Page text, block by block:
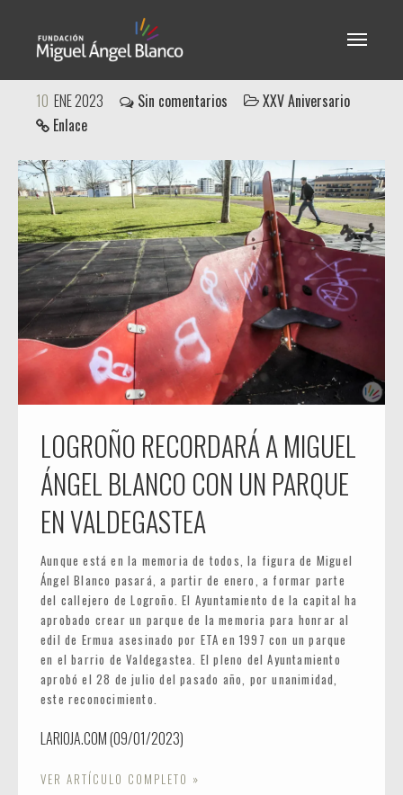
Miguel Ángel Blanco - XXV
10 ENE 2023 Sin comentarios
XXV Aniversario
Enlace
LOGROÑO RECORDARÁ A MIGUEL
ÁNGEL BLANCO CON UN PARQUE
EN VALDEGASTEA
Aunque está en la memoria de todos, la figura de Miguel
Ángel Blanco pasará, a partir de enero, a formar parte
del callejero de Logroño. El Ayuntamiento de la capital ha
aprobado crear un parque de la memoria para honrar al
edil de Ermua asesinado por ETA en 1997 con un parque
en el barrio de Valdegastea. El pleno del Ayuntamiento
aprobó el 28 de julio del pasado año, por unanimidad,
este reconocimiento.
LARIOJA.COM (09/01/2023)
VER ARTÍCULO COMPLETO »